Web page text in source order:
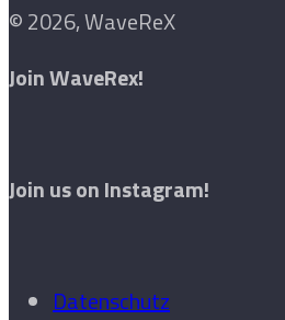
© 2026, WaveReX
Join WaveRex!
Join us on Instagram!
Datenschutz